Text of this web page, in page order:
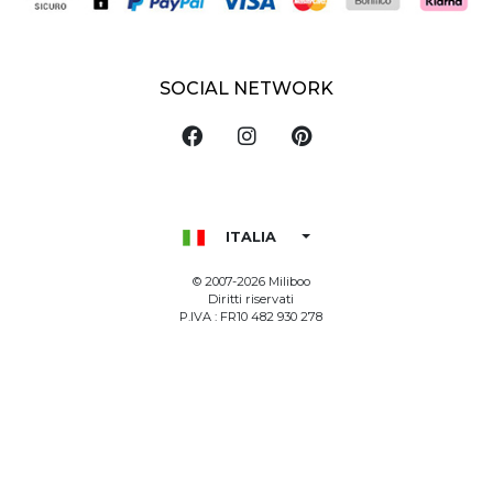
SOCIAL NETWORK
ITALIA
© 2007-2026 Miliboo
Diritti riservati
P.IVA : FR10 482 930 278